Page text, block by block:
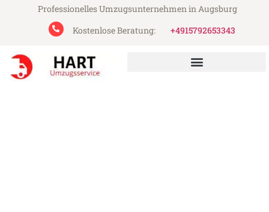
Professionelles Umzugsunternehmen in Augsburg
Kostenlose Beratung:
+4915792653343